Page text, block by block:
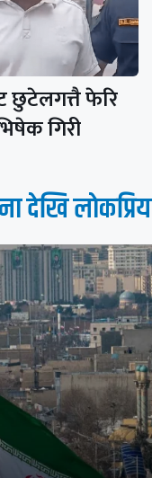
छुटेलगत्तै फेरि
गिरी
देखि लाेकप्रिय